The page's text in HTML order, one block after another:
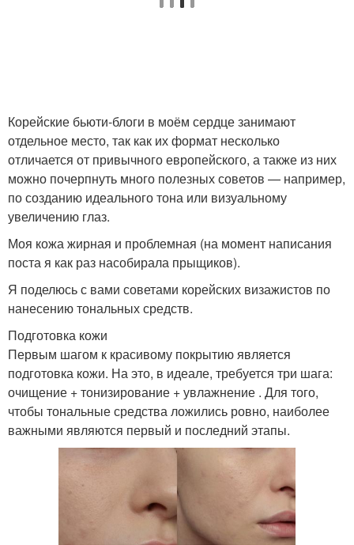
Корейские бьюти-блоги в моём сердце занимают
отдельное место, так как их формат несколько
отличается от привычного европейского, а также из них
можно почерпнуть много полезных советов — например,
по созданию идеального тона или визуальному
увеличению глаз.
Моя кожа жирная и проблемная (на момент написания
поста я как раз насобирала прыщиков).
Я поделюсь с вами советами корейских визажистов по
нанесению тональных средств.
Подготовка кожи
Первым шагом к красивому покрытию является
подготовка кожи. На это, в идеале, требуется три шага:
очищение + тонизирование + увлажнение . Для того,
чтобы тональные средства ложились ровно, наиболее
важными являются первый и последний этапы.